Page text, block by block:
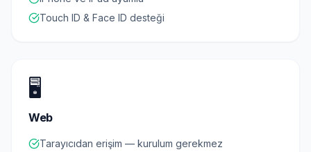
Touch ID & Face ID desteği
🖥️
Web
Tarayıcıdan erişim — kurulum gerekmez